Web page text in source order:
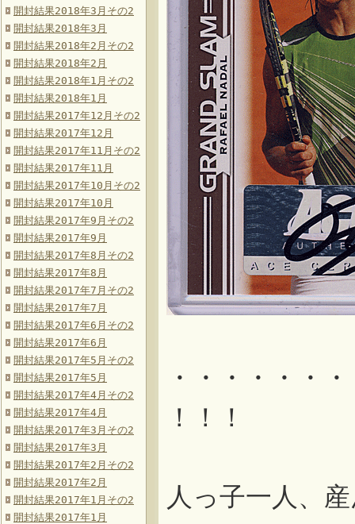
開封結果2018年3月その2
開封結果2018年3月
開封結果2018年2月その2
開封結果2018年2月
開封結果2018年1月その2
開封結果2018年1月
開封結果2017年12月その2
開封結果2017年12月
開封結果2017年11月その2
開封結果2017年11月
開封結果2017年10月その2
開封結果2017年10月
開封結果2017年9月その2
開封結果2017年9月
開封結果2017年8月その2
開封結果2017年8月
開封結果2017年7月その2
開封結果2017年7月
開封結果2017年6月その2
開封結果2017年6月
開封結果2017年5月その2
開封結果2017年5月
開封結果2017年4月その2
開封結果2017年4月
開封結果2017年3月その2
開封結果2017年3月
開封結果2017年2月その2
開封結果2017年2月
開封結果2017年1月その2
開封結果2017年1月
・・・・・・
！！！
人っ子一人、